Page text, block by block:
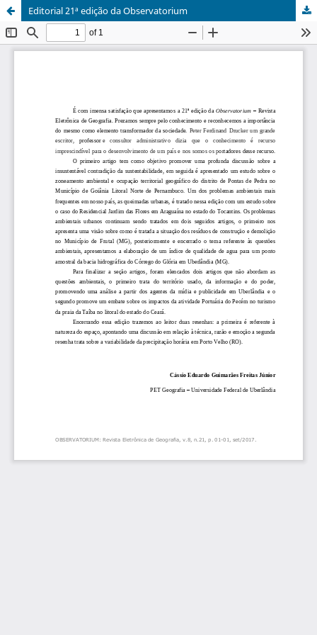
Editorial 21ª edição da Observatorium